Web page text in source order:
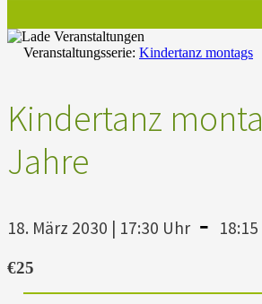
Veranstaltungsserie: Kindertanz montags
Kindertanz
Jahre
18. März 2030 | 17:30 Uhr -
€25